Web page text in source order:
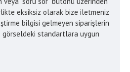
eksiksiz olarak bize iletmeniz
bilgisi gelmeyen siparişlerin
görseldeki standartlara uygun